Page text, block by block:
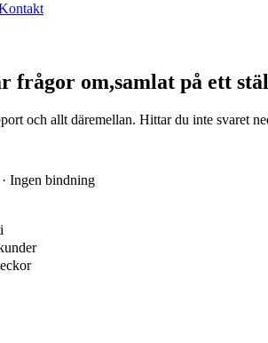
frågor om,samlat på ett
och allt däremellan. Hittar du inte svaret
Ingen bindning